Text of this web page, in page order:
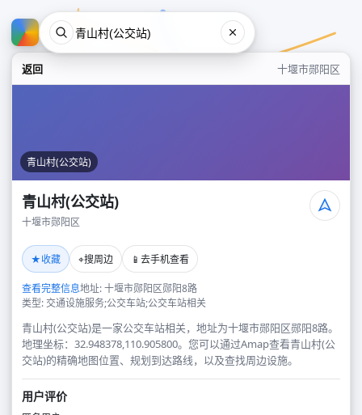
返回 十堰市郧阳区
青山村(公交站)
青山村(公交站)
十堰市郧阳区
★收藏 ⌖搜周边 📱 去手机查看
查看完整信息地址: 十堰市郧阳区郧阳8路
类型: 交通设施服务;公交车站;公交车站相关
青山村(公交站)是一家公交车站相关，地址为十堰市郧阳区郧阳8路。
地理坐标：32.948378,110.905800。您可以通过Amap查看青山村(公
交站)的精确地图位置、规划到达路线，以及查找周边设施。
用户评价